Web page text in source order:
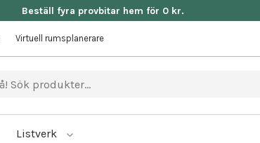
Beställ fyra provbitar hem för 0 kr.
Virtuell rumsplanerare
Listverk